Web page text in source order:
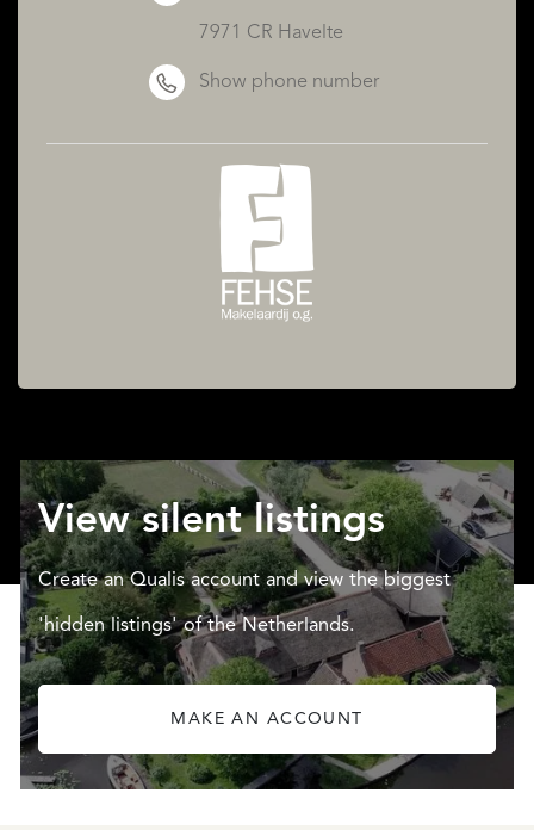
7971 CR Havelte
Show phone number
View silent listings
Create an Qualis account and view the biggest
'hidden listings' of the Netherlands.
MAKE AN ACCOUNT